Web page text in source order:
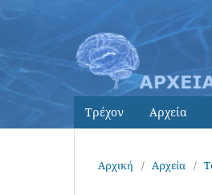
Τρέχον Αρχεία
Αρχική / Αρχεία /